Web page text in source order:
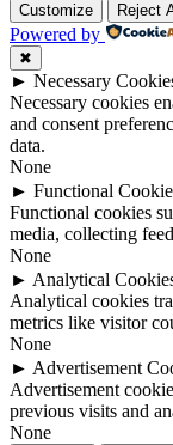
Customize Reject
Powered by
✖
► Necessary
Necessary cookies
and consent
data.
None
► Functional
Functional cookies
media, collecting
None
► Analytical
Analytical cookies
metrics like visitor
None
► Advertisement
Advertisement
previous visits and
None